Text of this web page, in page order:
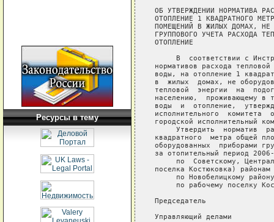
Ресурсы в тему
ОБ УТВЕРЖДЕНИИ НОРМАТИВА
ОТОПЛЕНИЕ 1 КВАДРАТНОГО
ПОМЕЩЕНИЙ В ЖИЛЫХ ДОМАХ, НЕ
ГРУППОВОГО УЧЕТА РАСХОДА
ОТОПЛЕНИЕ
В  соответствии с
нормативов расхода
воды, на отопление 1
в  жилых  домах, не
тепловой  энергии  на
населению,  проживающему в
воды  и  отопление,
исполнительного
городской исполнительный
Утвердить  норматив
квадратного  метра общей
оборудованных  приборами
за отопительный период
по  Советскому,
поселка Костюковка)
по Новобелицкому
по рабочему поселку
Председатель
Управляющий делами